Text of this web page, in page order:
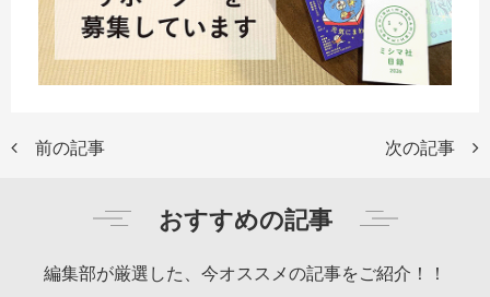
前の記事 次の記事
おすすめの記事
編集部が厳選した、今オススメの記事をご紹介！！